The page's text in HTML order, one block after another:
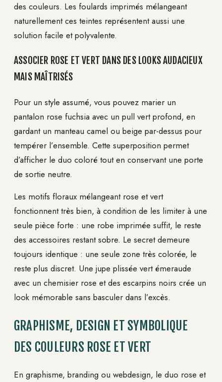
des couleurs. Les foulards imprimés mélangeant
naturellement ces teintes représentent aussi une
solution facile et polyvalente.
ASSOCIER ROSE ET VERT DANS DES LOOKS AUDACIEUX
MAIS MAÎTRISÉS
Pour un style assumé, vous pouvez marier un
pantalon rose fuchsia avec un pull vert profond, en
gardant un manteau camel ou beige par-dessus pour
tempérer l’ensemble. Cette superposition permet
d’afficher le duo coloré tout en conservant une porte
de sortie neutre.
Les motifs floraux mélangeant rose et vert
fonctionnent très bien, à condition de les limiter à une
seule pièce forte : une robe imprimée suffit, le reste
des accessoires restant sobre. Le secret demeure
toujours identique : une seule zone très colorée, le
reste plus discret. Une jupe plissée vert émeraude
avec un chemisier rose et des escarpins noirs crée un
look mémorable sans basculer dans l’excès.
GRAPHISME, DESIGN ET SYMBOLIQUE
DES COULEURS ROSE ET VERT
En graphisme, branding ou webdesign, le duo rose et